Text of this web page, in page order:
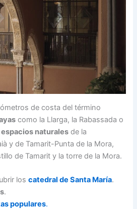
de costa del término
como la Llarga, la Rabassada o
espacios naturales de la
y de Tamarit-Punta de la Mora,
de Tamarit y la torre de la Mora.
loscatedral de Santa María.
.
populares.